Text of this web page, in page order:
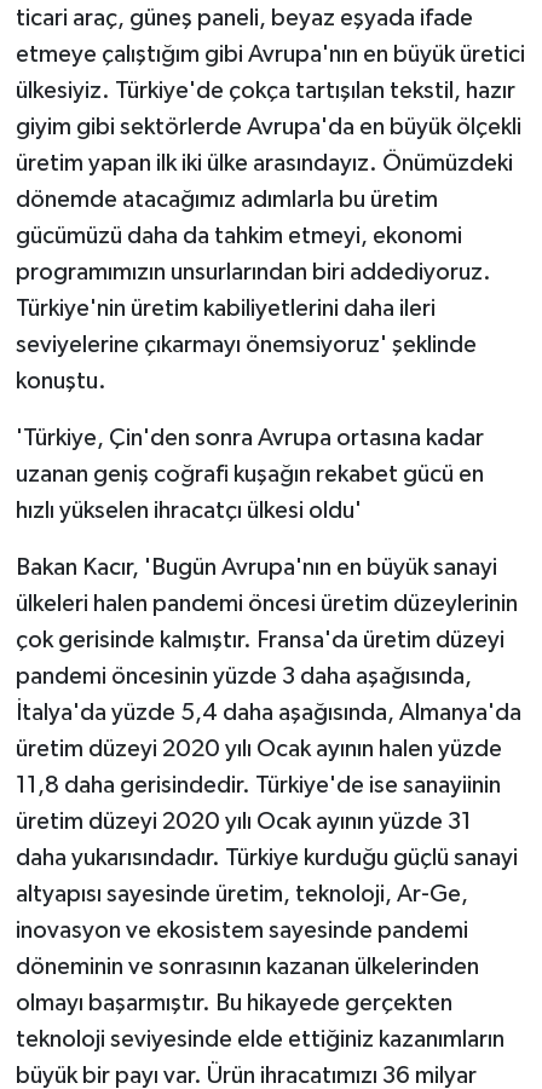
ticari araç, güneş paneli, beyaz eşyada ifade
etmeye çalıştığım gibi Avrupa'nın en büyük üretici
ülkesiyiz. Türkiye'de çokça tartışılan tekstil, hazır
giyim gibi sektörlerde Avrupa'da en büyük ölçekli
üretim yapan ilk iki ülke arasındayız. Önümüzdeki
dönemde atacağımız adımlarla bu üretim
gücümüzü daha da tahkim etmeyi, ekonomi
programımızın unsurlarından biri addediyoruz.
Türkiye'nin üretim kabiliyetlerini daha ileri
seviyelerine çıkarmayı önemsiyoruz' şeklinde
konuştu.
'Türkiye, Çin'den sonra Avrupa ortasına kadar
uzanan geniş coğrafi kuşağın rekabet gücü en
hızlı yükselen ihracatçı ülkesi oldu'
Bakan Kacır, 'Bugün Avrupa'nın en büyük sanayi
ülkeleri halen pandemi öncesi üretim düzeylerinin
çok gerisinde kalmıştır. Fransa'da üretim düzeyi
pandemi öncesinin yüzde 3 daha aşağısında,
İtalya'da yüzde 5,4 daha aşağısında, Almanya'da
üretim düzeyi 2020 yılı Ocak ayının halen yüzde
11,8 daha gerisindedir. Türkiye'de ise sanayiinin
üretim düzeyi 2020 yılı Ocak ayının yüzde 31
daha yukarısındadır. Türkiye kurduğu güçlü sanayi
altyapısı sayesinde üretim, teknoloji, Ar-Ge,
inovasyon ve ekosistem sayesinde pandemi
döneminin ve sonrasının kazanan ülkelerinden
olmayı başarmıştır. Bu hikayede gerçekten
teknoloji seviyesinde elde ettiğiniz kazanımların
büyük bir payı var. Ürün ihracatımızı 36 milyar